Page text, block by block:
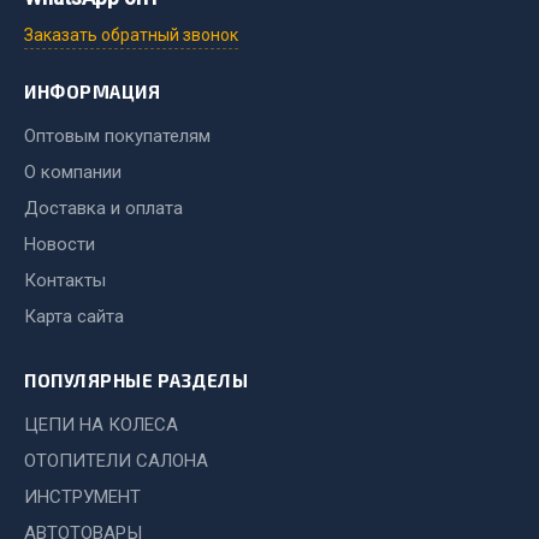
Система выпуска газа
Система охлаждения
Рулевое управление
Тормозная система
Весь раздел
Запчасти HOWO
Подвеска
Система питания
Система выпуска газа
Система охлаждения
Заказать обратный звонок
ИНФОРМАЦИЯ
Оптовым покупателям
О компании
Доставка и оплата
Новости
Контакты
Карта сайта
ПОПУЛЯРНЫЕ РАЗДЕЛЫ
ЦЕПИ НА КОЛЕСА
ОТОПИТЕЛИ САЛОНА
ИНСТРУМЕНТ
АВТОТОВАРЫ